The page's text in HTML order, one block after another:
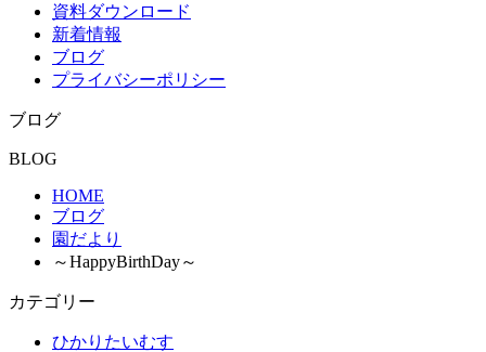
資料ダウンロード
新着情報
ブログ
プライバシーポリシー
ブログ
BLOG
HOME
ブログ
園だより
～HappyBirthDay～
カテゴリー
ひかりたいむす